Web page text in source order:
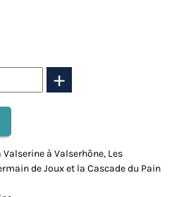
+
à Valserhône, Les
de Joux et la Cascade du Pain